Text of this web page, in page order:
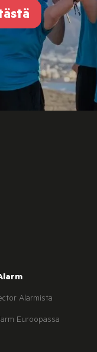
Alarmista
Euroopassa